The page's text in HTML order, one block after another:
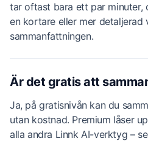
tar oftast bara ett par minuter,
en kortare eller mer detaljerad
sammanfattningen.
Är det gratis att
Ja, på gratisnivån kan du
utan kostnad. Premium låser
alla andra Linnk AI-verktyg –